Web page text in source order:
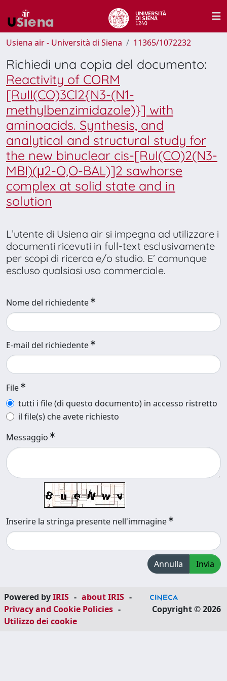
Usiena air - Università di Siena 11365/1072232
Richiedi una copia del documento:
Reactivity of CORM
[RuII(CO)3Cl2{N3-(N1-
methylbenzimidazole)}] with
aminoacids. Synthesis, and
analytical and structural study for
the new binuclear cis-[RuI(CO)2(N3-
MBI)(μ2-O,O-BAL)]2 sawhorse
complex at solid state and in
solution
L’utente di Usiena air si impegna ad utilizzare i
documenti ricevuti in full-text esclusivamente
per scopi di ricerca e/o studio. E’ comunque
escluso qualsiasi uso commerciale.
Nome del richiedente
E-mail del richiedente
File
tutti i file (di questo documento) in accesso ristretto
il file(s) che avete richiesto
Messaggio
Inserire la stringa presente nell'immagine
Annulla Invia
Powered byIRIS - about IRIS -
Privacy and Cookie Policies -
Utilizzo dei cookie
Copyright © 2026